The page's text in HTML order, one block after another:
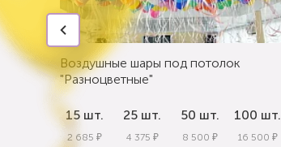
Воздушные шары под потолок
"Разноцветные"
15 шт.
2 685 ₽
25 шт.
4 375 ₽
50 шт.
8 500 ₽
100 шт.
16 500 ₽